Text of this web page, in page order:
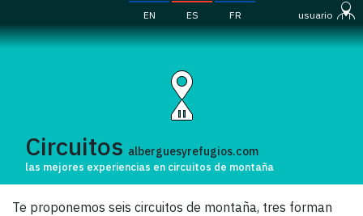
EN ES FR usuario
Circuitos alberguesyrefugios.com
las mejores experiencias en circuitos de montaña
Te proponemos seis circuitos de montaña, tres forman